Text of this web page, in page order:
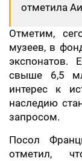
отметила
Отметим,
музеев, в
экспонатов.
свыше 6,5
интерес к
наследию
запросом.
Посол
отметил,